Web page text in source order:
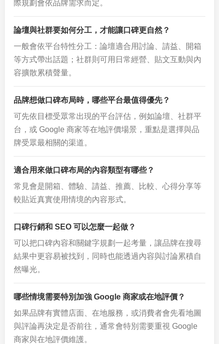
際規劃會依品牌需求而定。
論壇與社群要如何分工，才能讓口碑更自然？
一般會依平台特性分工：論壇適合用討論、請益、開箱
等方式帶出話題；社群則可用日常經營、貼文互動與內
容擴散累積聲量。
品牌想做口碑布局時，哪些平台最值得優先？
可先依目標受眾常出現的平台評估，例如論壇、社群平
台，或 Google 商家等在地評價場景，重點是選擇與品
牌受眾最相關的渠道。
適合用來做口碑布局的內容類型有哪些？
常見會是開箱、體驗、請益、推薦、比較、心得分享等
較貼近真實使用情境的內容形式。
口碑行銷和 SEO 可以怎麼一起做？
可以把口碑內容和關鍵字規劃一起考量，讓品牌在搜尋
結果中更容易被找到，同時也能透過內容與討論累積自
然曝光。
哪些情境需要特別加強 Google 商家或在地評價？
如果品牌有實體店面、在地服務，或消費者會先看地圖
與評論再決定是否前往，通常會特別需要重視 Google
商家與在地評價維護。